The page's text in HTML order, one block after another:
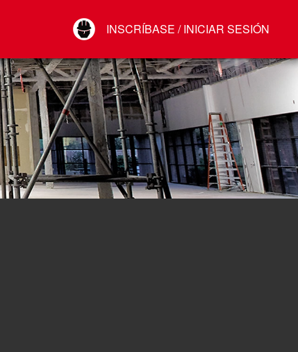
INSCRÍBASE / INICIAR SESIÓN
Conectar